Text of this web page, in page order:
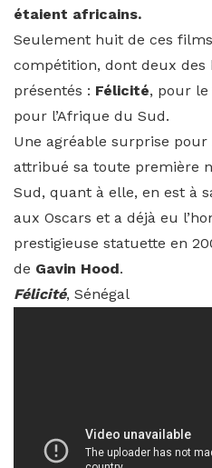
étaient africains.
Seulement huit de ces
compétition, dont deux
présentés : Félicité, pour le
pour l’Afrique du Sud.
Une agréable surprise pour
attribué sa toute première
Sud, quant à elle, en est à
aux Oscars et a déjà eu
prestigieuse statuette en
de Gavin Hood.
Félicité, Sénégal